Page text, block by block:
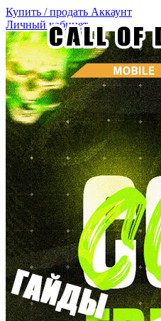
Купить / продать Аккаунт
Личный кабинет